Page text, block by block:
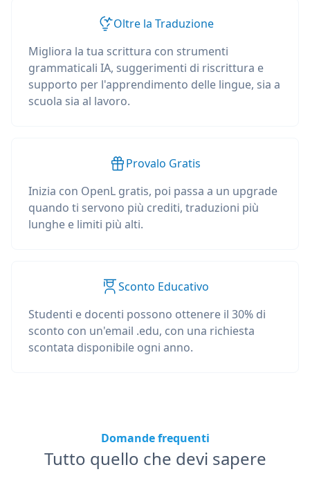
Oltre la Traduzione
Migliora la tua scrittura con strumenti
grammaticali IA, suggerimenti di riscrittura e
supporto per l'apprendimento delle lingue, sia a
scuola sia al lavoro.
Provalo Gratis
Inizia con OpenL gratis, poi passa a un upgrade
quando ti servono più crediti, traduzioni più
lunghe e limiti più alti.
Sconto Educativo
Studenti e docenti possono ottenere il 30% di
sconto con un'email .edu, con una richiesta
scontata disponibile ogni anno.
Domande frequenti
Tutto quello che devi sapere